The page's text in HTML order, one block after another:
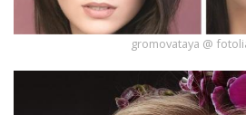
Zakupy
Kultura
gromovataya @